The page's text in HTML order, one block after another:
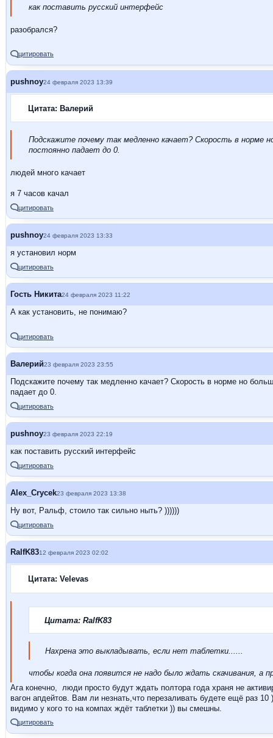
цитировать
как поставить русский интерфейс
разобрался?
цитировать
pushnoy24 февраля 2023 13:39
Цитата: Валерий
Подскажите почему так медленно качает? Скорость в норме
постоянно падает до 0.
людей много качает
я 7 часов качал
цитировать
pushnoy24 февраля 2023 13:33
я установил норм
цитировать
Гость Никита24 февраля 2023 11:22
А как установить, не понимаю?
цитировать
Валерий23 февраля 2023 23:55
Подскажите почему так медленно качает? Скорость в норме но
падает до 0.
цитировать
pushnoy23 февраля 2023 22:19
как поставить русский интерфейс
цитировать
Alex_Crycek23 февраля 2023 13:38
Ну вот, Ральф, стоило так сильно ныть? ))))))
цитировать
RalfK8312 февраля 2023 02:02
Цитата: Velevas
Цитата: RalfK83
Нахрена это выкладывать, если нет таблетки......
чтобы когда она появится не надо было ждать скачивания, а
Ага конечно, люди просто будут ждать полтора года храня не
вагон апдейтов. Вам ли незнать,что перезаливать будете ещё раз
видимо у кого то на компах ждёт таблетки )) вы смешны.